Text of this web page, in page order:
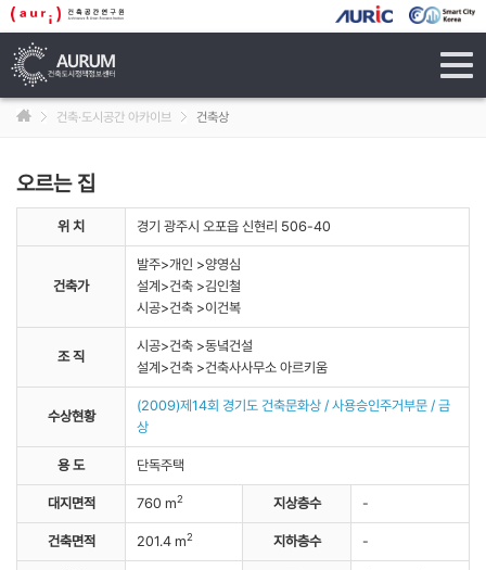
건축·도시공간 아카이브 건축상
오르는 집
위 치 경기 광주시 오포읍 신현리 506-40
건축가
발주>개인 >양영심
설계>건축 >김인철
시공>건축 >이건복
조 직
시공>건축 >동녘건설
설계>건축 >건축사사무소 아르키움
수상현황
(2009)제14회 경기도 건축문화상 / 사용승인주거부문 / 금
상
용 도 단독주택
대지면적 760 m2 지상층수 -
건축면적 201.4 m2 지하층수 -